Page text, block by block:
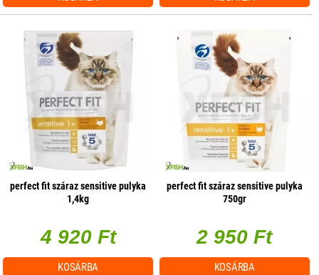
perfect fit száraz sensitive pulyka
1,4kg
4 920 Ft
KOSÁRBA
perfect fit száraz sensitive pulyka
750gr
2 950 Ft
KOSÁRBA